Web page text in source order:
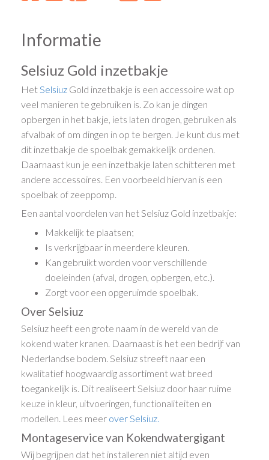
Informatie
Selsiuz Gold inzetbakje
HetSelsiuz Gold inzetbakje is een accessoire wat op
veel manieren te gebruiken is. Zo kan je dingen
opbergen in het bakje, iets laten drogen, gebruiken als
afvalbak of om dingen in op te bergen. Je kunt dus met
dit inzetbakje de spoelbak gemakkelijk ordenen.
Daarnaast kun je een inzetbakje laten schitteren met
andere accessoires. Een voorbeeld hiervan is een
spoelbak of zeeppomp.
Een aantal voordelen van het Selsiuz Gold inzetbakje:
Makkelijk te plaatsen;
Is verkrijgbaar in meerdere kleuren.
Kan gebruikt worden voor verschillende
doeleinden (afval, drogen, opbergen, etc.).
Zorgt voor een opgeruimde spoelbak.
Over Selsiuz
Selsiuz heeft een grote naam in de wereld van de
kokend water kranen. Daarnaast is het een bedrijf van
Nederlandse bodem. Selsiuz streeft naar een
kwalitatief hoogwaardig assortiment wat breed
toegankelijk is. Dit realiseert Selsiuz door haar ruime
keuze in kleur, uitvoeringen, functionaliteiten en
modellen. Lees meer over Selsiuz.
Montageservice van Kokendwatergigant
Wij begrijpen dat het installeren niet altijd even